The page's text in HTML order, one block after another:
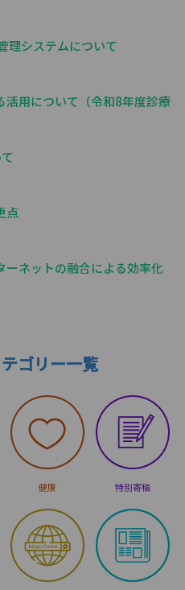
理システムについて
活用について（令和8年度診療
点
ーネットの融合による効率化
ゴリー一覧
健康 特別寄稿